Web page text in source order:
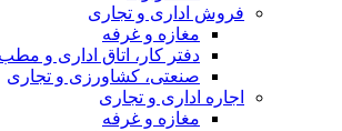
فروش اداری و تجاری
مغازه و غرفه
دفتر کار، اتاق اداری و مطب
صنعتی،‌ کشاورزی و تجاری
اجاره اداری و تجاری
مغازه و غرفه